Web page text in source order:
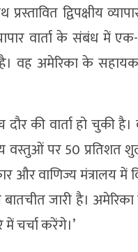
द्विपक्षीय
वार्ता के संबंध में
अमेरिका के सहायक
की वार्ता हो चुकी है।
वस्तुओं पर 50
और वाणिज्य मंत्रालय
जारी है। अमेरिका
चर्चा करेंगे।’